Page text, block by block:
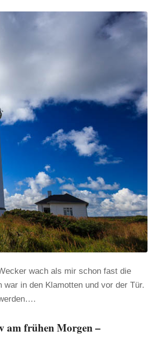
wach als mir schon fast die
in den Klamotten und vor der Tür.
am frühen Morgen –